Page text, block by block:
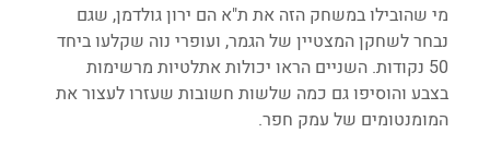
מי שהובילו במשחק הזה את ת"א הם ירון גולדמן, שגם
נבחר לשחקן המצטיין של הגמר, ועופרי נוה שקלעו ביחד
50 נקודות. השניים הראו יכולות אתלטיות מרשימות
בצבע והוסיפו גם כמה שלשות חשובות שעזרו לעצור את
המומנטומים של עמק חפר.